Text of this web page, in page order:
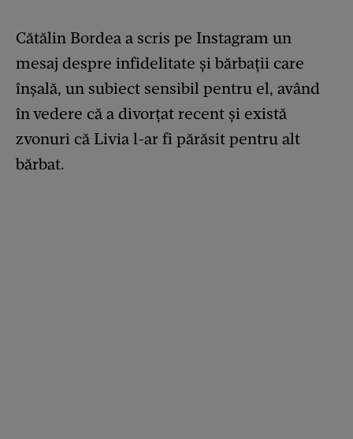
Cătălin Bordea a scris pe Instagram un
mesaj despre infidelitate și bărbații care
înșală, un subiect sensibil pentru el, având
în vedere că a divorțat recent și există
zvonuri că Livia l-ar fi părăsit pentru alt
bărbat.